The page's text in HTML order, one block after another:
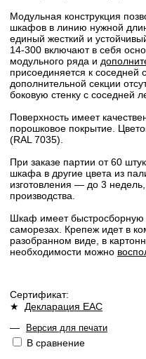
Модульная конструкция
шкафов в линию нужной
единый жесткий и
14-300 включают в себя
модульного ряда и
присоединяется к соседней
дополнительной секции
боковую стенку с соседней
Поверхность имеет
порошковое покрытие.
(RAL 7035).
При заказе партии от 60
шкафа в другие цвета из
изготовления — до 3
производства.
Шкаф имеет быстросборную
саморезах. Крепеж идет в
разобранном виде, в
необходимости можно
Сертификат:
★ Декларация ЕАС
—
Версия для печати
В сравнение